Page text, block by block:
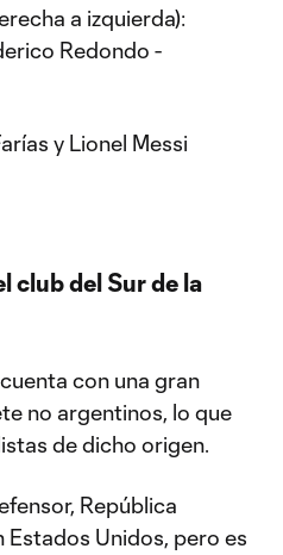
a izquierda):
Redondo -
y Lionel Messi
club del Sur de la
con una gran
no argentinos, lo que
de dicho origen.
República
Estados Unidos, pero es